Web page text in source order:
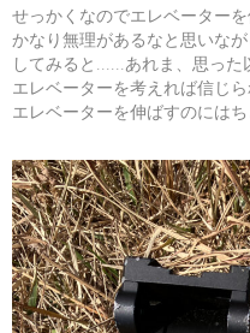
せっかくなのでエレベーターを
かなり無理があるなと思いな
してみると……あれま、思った
エレベーターを考えれば信じ
エレベーターを伸ばすのにはち